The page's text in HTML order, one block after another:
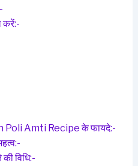
करें:-
Poli Amti Recipe के फायदे:-
विधि:-